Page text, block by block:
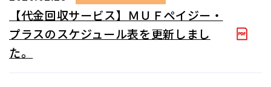
【代金回収サービス】ＭＵＦペイジー・
プラスのスケジュール表を更新しまし
た。